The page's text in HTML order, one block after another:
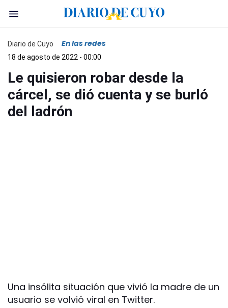
Diario de Cuyo En las redes
18 de agosto de 2022 - 00:00
Le quisieron robar desde la
cárcel, se dió cuenta y se burló
del ladrón
Una insólita situación que vivió la madre de un
usuario se volvió viral en Twitter.